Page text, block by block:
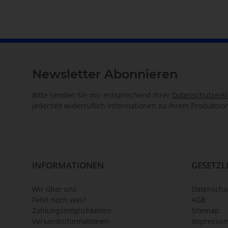
Newsletter Abonnieren
Bitte senden Sie mir entsprechend Ihrer
jederzeit widerruflich Informationen zu Ihrem
INFORMATIONEN
Wir über uns
Fehlt noch was?
Zahlungsmöglichkeiten
Versandinformationen
AGB
Sitemap